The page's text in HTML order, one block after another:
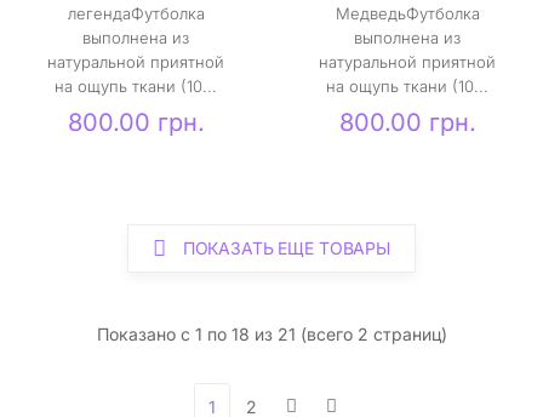
легендаФутболка
выполнена из
натуральной приятной
на ощупь ткани (10...
800.00 грн.
МедведьФутболка
выполнена из
натуральной приятной
на ощупь ткани (10...
800.00 грн.
ПОКАЗАТЬ ЕЩЕ ТОВАРЫ
Показано с 1 по 18 из 21 (всего 2 страниц)
1 2